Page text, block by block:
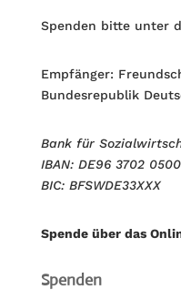
Spenden bitte unter
Empfänger:
Bundesrepublik
Bank für
IBAN: DE96 3702
BIC: BFSWDE33XXX
Spende über das
Spenden